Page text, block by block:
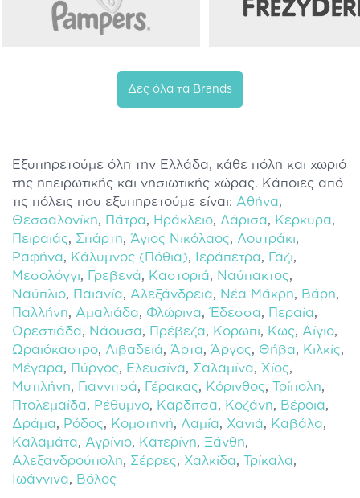
Δες όλα τα Brands
Εξυπηρετούμε όλη την Ελλάδα, κάθε πόλη και χωριό
της ηπειρωτικής και νησιωτικής χώρας. Κάποιες από
τις πόλεις που εξυπηρετούμε είναι: Αθήνα,
Θεσσαλονίκη, Πάτρα, Ηράκλειο, Λάρισα, Κερκυρα,
Πειραιάς, Σπάρτη, Άγιος Νικόλαος, Λουτράκι,
Ραφήνα, Κάλυμνος (Πόθια), Ιεράπετρα, Γάζι,
Μεσολόγγι, Γρεβενά, Καστοριά, Ναύπακτος,
Ναύπλιο, Παιανία, Αλεξάνδρεια, Νέα Μάκρη, Βάρη,
Παλλήνη, Αμαλιάδα, Φλώρινα,Έδεσσα, Περαία,
Ορεστιάδα, Νάουσα, Πρέβεζα, Κορωπί, Κως, Αίγιο,
Ωραιόκαστρο, Λιβαδειά, Άρτα, Άργος, Θήβα, Κιλκίς,
Μέγαρα, Πύργος, Ελευσίνα, Σαλαμίνα, Χίος,
Μυτιλήνη, Γιαννιτσά, Γέρακας, Κόρινθος, Τρίπολη,
Πτολεμαΐδα, Ρέθυμνο, Καρδίτσα, Κοζάνη, Βέροια,
Δράμα, Ρόδος, Κομοτηνή, Λαμία, Χανιά, Καβάλα,
Καλαμάτα, Αγρίνιο, Κατερίνη, Ξάνθη,
Αλεξανδρούπολη, Σέρρες, Χαλκίδα, Τρίκαλα,
Ιωάννινα, Βόλος